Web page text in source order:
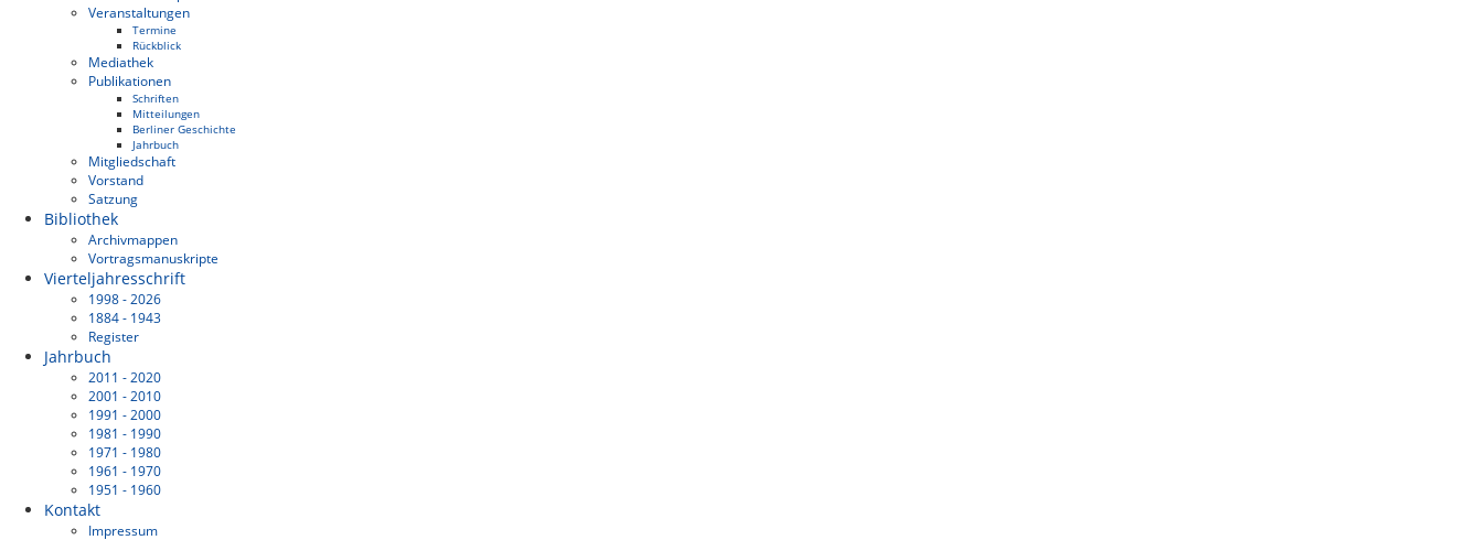
Veranstaltungen
Termine
Rückblick
Mediathek
Publikationen
Schriften
Mitteilungen
Berliner Geschichte
Jahrbuch
Mitgliedschaft
Vorstand
Satzung
Bibliothek
Archivmappen
Vortragsmanuskripte
Vierteljahresschrift
1998 - 2026
1884 - 1943
Register
Jahrbuch
2011 - 2020
2001 - 2010
1991 - 2000
1981 - 1990
1971 - 1980
1961 - 1970
1951 - 1960
Kontakt
Impressum